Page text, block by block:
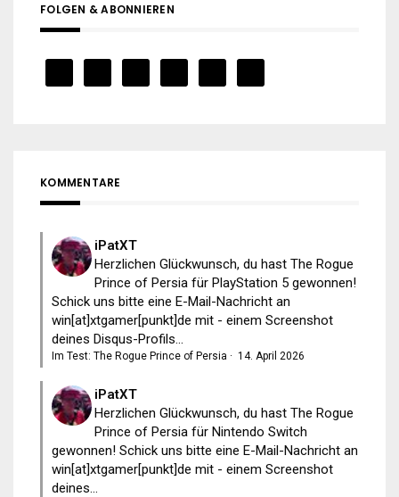
FOLGEN & ABONNIEREN
KOMMENTARE
iPatXT
Herzlichen Glückwunsch, du hast The Rogue
Prince of Persia für PlayStation 5 gewonnen!
Schick uns bitte eine E-Mail-Nachricht an
win[at]xtgamer[punkt]de mit - einem Screenshot
deines Disqus-Profils...
Im Test: The Rogue Prince of Persia · 14. April 2026
iPatXT
Herzlichen Glückwunsch, du hast The Rogue
Prince of Persia für Nintendo Switch
gewonnen! Schick uns bitte eine E-Mail-Nachricht an
win[at]xtgamer[punkt]de mit - einem Screenshot
deines...